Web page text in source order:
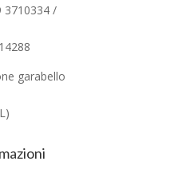
3710334 /
garabello